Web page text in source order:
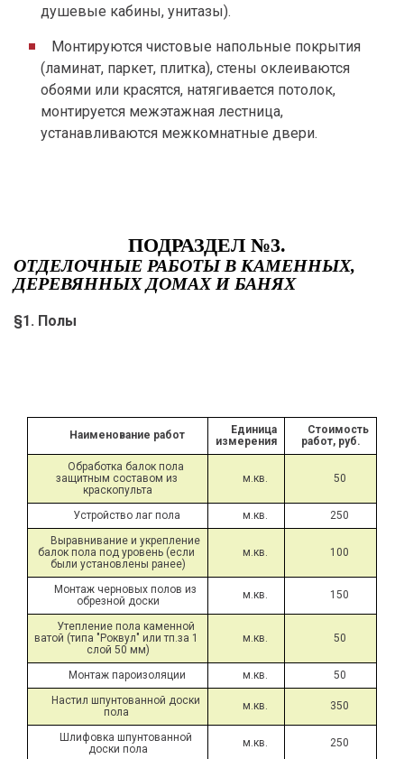
душевые кабины, унитазы).
Монтируются чистовые напольные покрытия
(ламинат, паркет, плитка), стены оклеиваются
обоями или красятся, натягивается потолок,
монтируется межэтажная лестница,
устанавливаются межкомнатные двери.
ПОДРАЗДЕЛ №3.
ОТДЕЛОЧНЫЕ РАБОТЫ В КАМЕННЫХ,
ДЕРЕВЯННЫХ ДОМАХ И БАНЯХ
§1. Полы
Наименование работ
Единица
измерения
Стоимость
работ, руб.
Обработка балок пола
защитным составом из
краскопульта
м.кв. 50
Устройство лаг пола м.кв.
250
Выравнивание и укрепление
балок пола под уровень (если
были установлены ранее)
м.кв. 100
Монтаж черновых полов из
обрезной доски
м.кв. 150
Утепление пола каменной
ватой (типа "Роквул" или тп.за 1
слой 50 мм)
м.кв. 50
Монтаж пароизоляции м.кв.
50
Настил шпунтованной доски
пола
м.кв. 350
Шлифовка шпунтованной
доски пола
м.кв. 250